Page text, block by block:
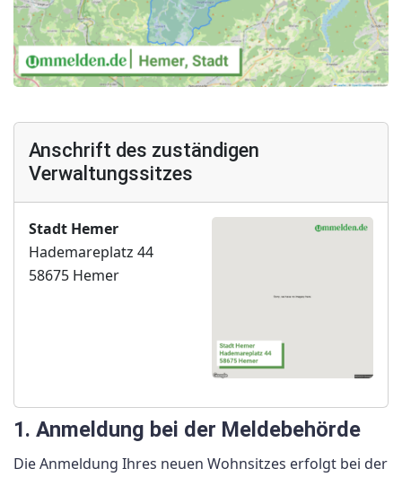
Anschrift des zuständigen
Verwaltungssitzes
Stadt Hemer
Hademareplatz 44
58675 Hemer
1. Anmeldung bei der Meldebehörde
Die Anmeldung Ihres neuen Wohnsitzes erfolgt bei der